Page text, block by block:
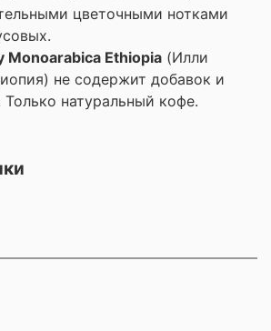
цветочными нотками
Monoarabica Ethiopia (Илли
не содержит добавок и
натуральный кофе.